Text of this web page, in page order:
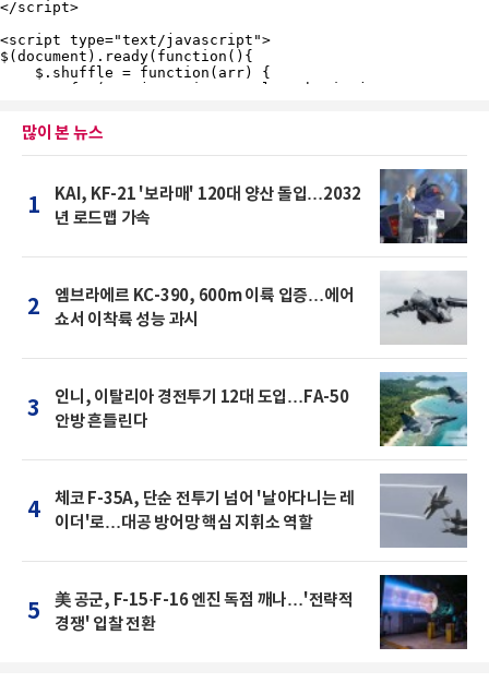
많이 본 뉴스
1
KAI, KF-21 '보라매' 120대 양산 돌입…2032
년 로드맵 가속
2
엠브라에르 KC-390, 600m 이륙 입증…에어
쇼서 이착륙 성능 과시
3
인니, 이탈리아 경전투기 12대 도입…FA-50
안방 흔들린다
4
체코 F-35A, 단순 전투기 넘어 '날아다니는 레
이더'로…대공 방어망 핵심 지휘소 역할
5
美 공군, F-15·F-16 엔진 독점 깨나…'전략적
경쟁' 입찰 전환